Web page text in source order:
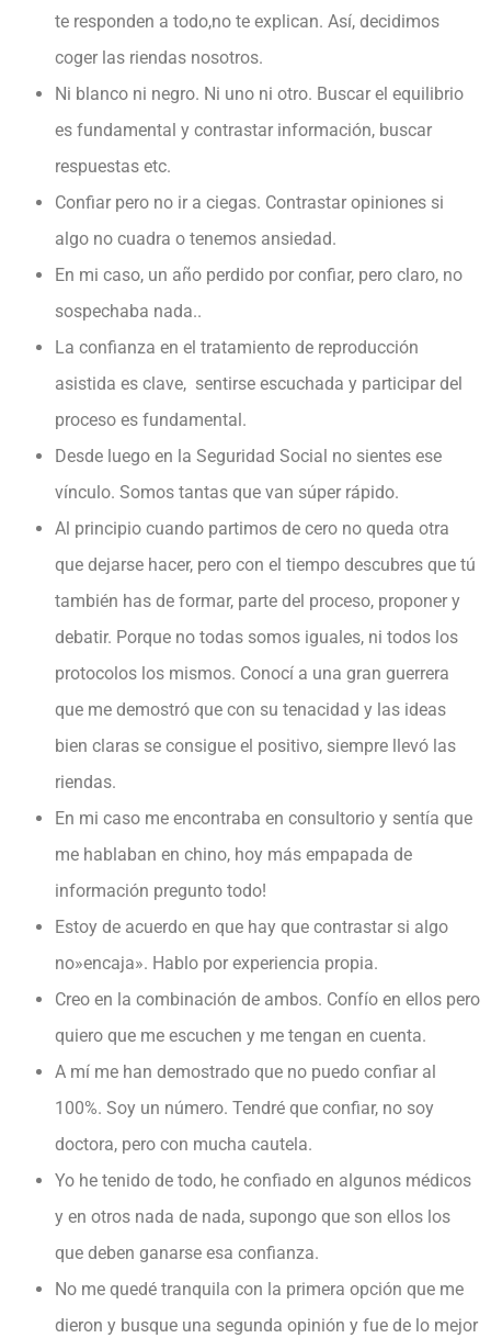
te responden a todo,no te explican. Así, decidimos
coger las riendas nosotros.
Ni blanco ni negro. Ni uno ni otro. Buscar el equilibrio
es fundamental y contrastar información, buscar
respuestas etc.
Confiar pero no ir a ciegas. Contrastar opiniones si
algo no cuadra o tenemos ansiedad.
En mi caso, un año perdido por confiar, pero claro, no
sospechaba nada..
La confianza en el tratamiento de reproducción
asistida es clave, sentirse escuchada y participar del
proceso es fundamental.
Desde luego en la Seguridad Social no sientes ese
vínculo. Somos tantas que van súper rápido.
Al principio cuando partimos de cero no queda otra
que dejarse hacer, pero con el tiempo descubres que tú
también has de formar, parte del proceso, proponer y
debatir. Porque no todas somos iguales, ni todos los
protocolos los mismos. Conocí a una gran guerrera
que me demostró que con su tenacidad y las ideas
bien claras se consigue el positivo, siempre llevó las
riendas.
En mi caso me encontraba en consultorio y sentía que
me hablaban en chino, hoy más empapada de
información pregunto todo!
Estoy de acuerdo en que hay que contrastar si algo
no»encaja». Hablo por experiencia propia.
Creo en la combinación de ambos. Confío en ellos pero
quiero que me escuchen y me tengan en cuenta.
A mí me han demostrado que no puedo confiar al
100%. Soy un número. Tendré que confiar, no soy
doctora, pero con mucha cautela.
Yo he tenido de todo, he confiado en algunos médicos
y en otros nada de nada, supongo que son ellos los
que deben ganarse esa confianza.
No me quedé tranquila con la primera opción que me
dieron y busque una segunda opinión y fue de lo mejor